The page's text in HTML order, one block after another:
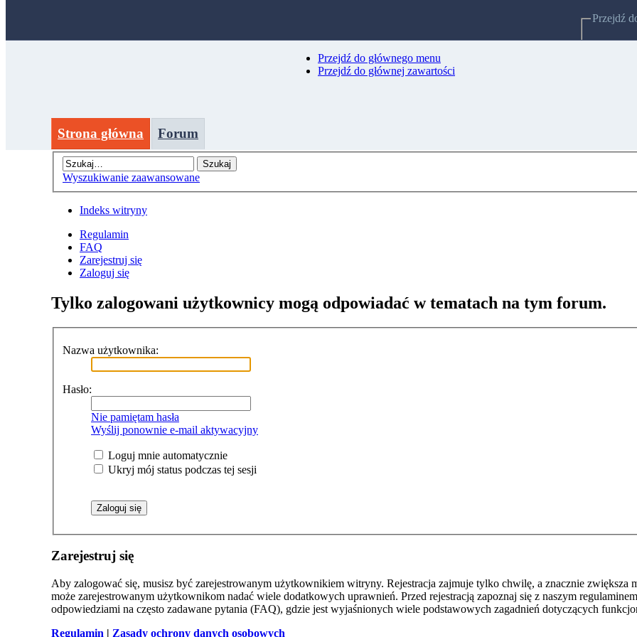
Przejdź do głównego menu
Przejdź do głównej zawartości
Strona główna Forum
Wyszukiwanie zaawansowane
Indeks witryny
Regulamin
FAQ
Zarejestruj się
Zaloguj się
Tylko zalogowani użytkownicy mogą odpowiadać w tematach na tym forum.
Nazwa użytkownika:
Hasło:
Nie pamiętam hasła
Wyślij ponownie e-mail aktywacyjny
Loguj mnie automatycznie
Ukryj mój status podczas tej sesji
Zarejestruj się
Aby zalogować się, musisz być zarejestrowanym użytkownikiem witryny. Rejestracja zajmuje tylko chwilę, a znacznie
może zarejestrowanym użytkownikom nadać wiele dodatkowych uprawnień. Przed rejestracją zapoznaj się z naszym
odpowiedziami na często zadawane pytania (FAQ), gdzie jest wyjaśnionych wiele podstawowych zagadnień dotyczących
Regulamin | Zasady ochrony danych osobowych
Przejdź